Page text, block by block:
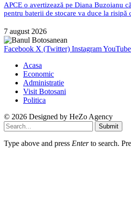
APCE o avertizează pe Diana Buzoianu
pentru baterii de stocare va duce la risipă
7 august 2026
Facebook X (Twitter) InstagramYouTube
Acasa
Economic
Administratie
Visit Botosani
Politica
© 2026 Designed by HeZo Agency
Submit
Type above and press Enterto search.